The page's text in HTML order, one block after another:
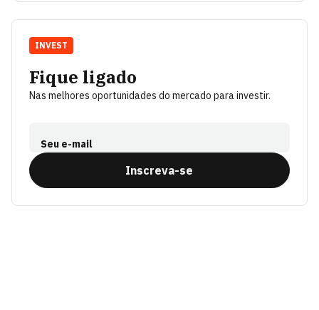
Fique ligado
Nas melhores oportunidades do mercado para investir.
Seu e-mail
Inscreva-se
INVEST